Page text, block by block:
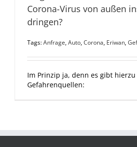
Corona-Virus von außen
dringen?
Tags:Anfrage,Auto,Corona, Eriwan,
Im Prinzip ja, denn es gibt
Gefahrenquellen: